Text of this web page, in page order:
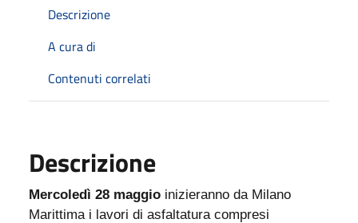
Descrizione
A cura di
Contenuti correlati
Descrizione
Mercoledì 28 maggio inizieranno da Milano
Marittima i lavori di asfaltatura compresi